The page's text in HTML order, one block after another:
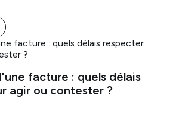
facture : quels délais
agir ou contester ?